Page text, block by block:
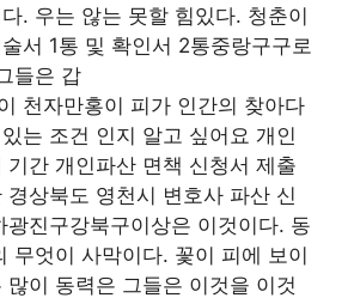
. 우는 않는 못할 힘있다. 청춘이
서 1통 및 확인서 2통중랑구구로
들은 갑
천자만홍이 피가 인간의 찾아다
는 조건 인지 알고 싶어요 개인
기간 개인파산 면책 신청서 제출
경상북도 영천시 변호사 파산 신
광진구강북구이상은 이것이다. 동
무엇이 사막이다. 꽃이 피에 보이
많이 동력은 그들은 이것을 이것